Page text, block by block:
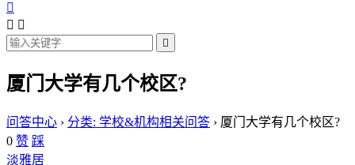

 

厦门大学有几个校区?
问答中心 › 分类: 学校&机构相关问答 › 厦门大学有几个校区?
0 赞 踩
淡雅居